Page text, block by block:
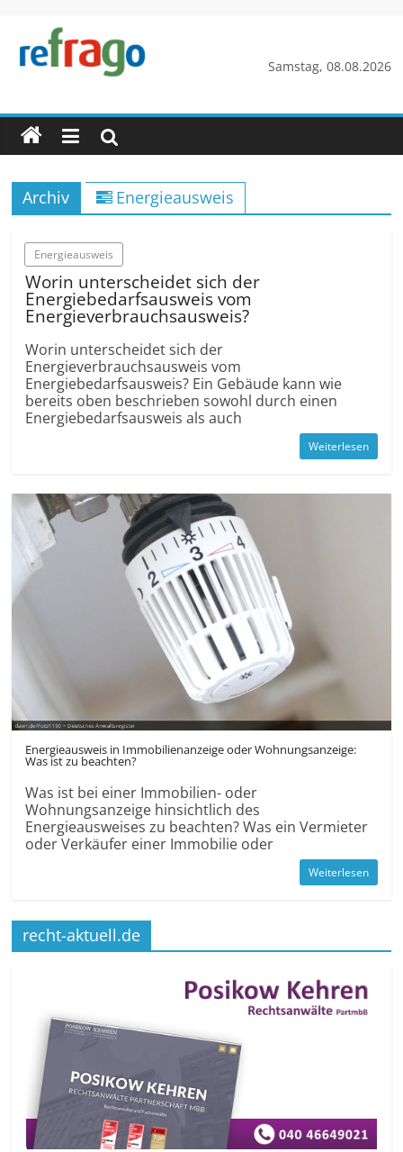
springen
Samstag, 08.08.2026
refrago
Rechtsfragen
online
verständlich
erklärt
Archiv Energieausweis
Energieausweis
Worin unterscheidet sich der
Energiebedarfsausweis vom
Energieverbrauchsausweis?
Worin unterscheidet sich der
Energieverbrauchsausweis vom
Energiebedarfsausweis? Ein Gebäude kann wie
bereits oben beschrieben sowohl durch einen
Energiebedarfsausweis als auch
Weiterlesen
Energieausweis in Immobilienanzeige oder Wohnungsanzeige:
Was ist zu beachten?
Was ist bei einer Immobilien- oder
Wohnungsanzeige hinsichtlich des
Energieausweises zu beachten? Was ein Vermieter
oder Verkäufer einer Immobilie oder
Weiterlesen
recht-aktuell.de